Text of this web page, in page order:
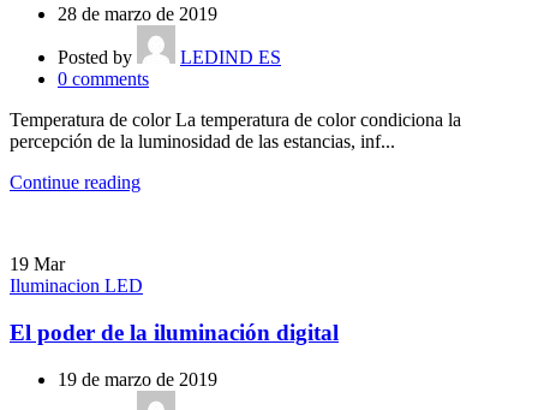
28 de marzo de 2019
Posted by
LEDIND ES
0 comments
Temperatura de color La temperatura de color condiciona la
percepción de la luminosidad de las estancias, inf...
Continue reading
19 Mar
Iluminacion LED
El poder de la iluminación digital
19 de marzo de 2019